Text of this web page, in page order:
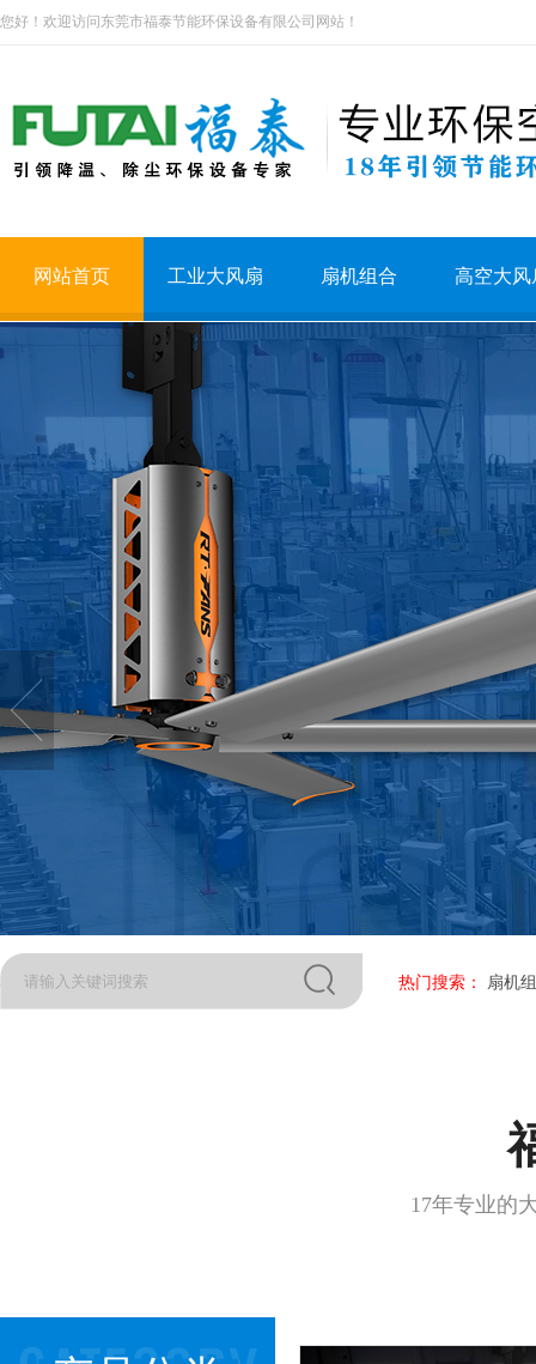
您好！欢迎访问东莞市福泰节能环保设备有限公司网站！
网站首页 工业大风扇 扇机组合 高空大风
热门搜索： 扇机
17年专业的